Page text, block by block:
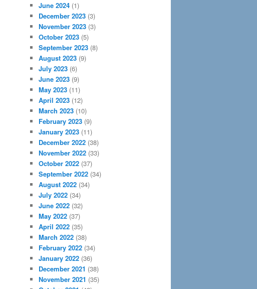
June 2024 (1)
December 2023 (3)
November 2023 (3)
October 2023 (5)
September 2023 (8)
August 2023 (9)
July 2023 (6)
June 2023 (9)
May 2023 (11)
April 2023 (12)
March 2023 (10)
February 2023 (9)
January 2023 (11)
December 2022 (38)
November 2022 (33)
October 2022 (37)
September 2022 (34)
August 2022 (34)
July 2022 (34)
June 2022 (32)
May 2022 (37)
April 2022 (35)
March 2022 (38)
February 2022 (34)
January 2022 (36)
December 2021 (38)
November 2021 (35)